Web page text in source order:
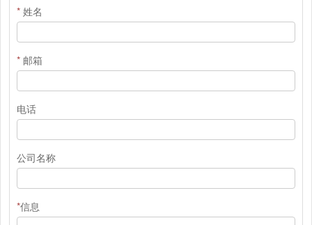
* 姓名
* 邮箱
电话
公司名称
*信息